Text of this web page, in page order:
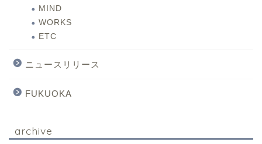
MIND
WORKS
ETC
ニュースリリース
FUKUOKA
archive